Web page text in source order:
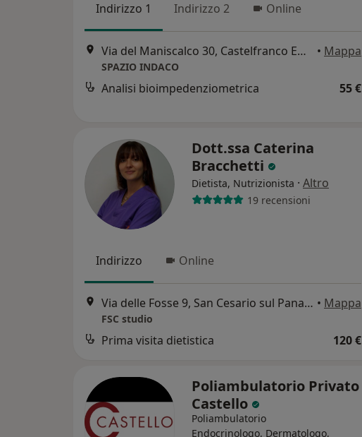
Indirizzo 1 Indirizzo 2 Online
Via del Maniscalco 30, Castelfranco Emilia • Mappa
SPAZIO INDACO
Analisi bioimpedenziometrica 55 €
Dott.ssa Caterina
Bracchetti
Dietista, Nutrizionista · Altro
19 recensioni
Indirizzo Online
Via delle Fosse 9, San Cesario sul Panaro • Mappa
FSC studio
Prima visita dietistica 120 €
Poliambulatorio Privato
Castello
Poliambulatorio
Endocrinologo, Dermatologo,